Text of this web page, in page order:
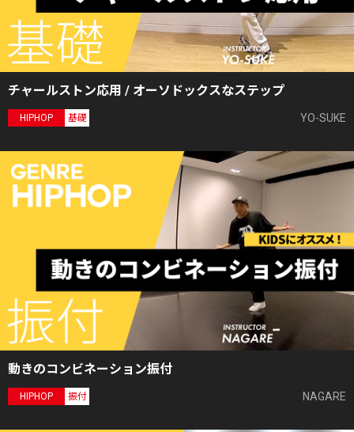
チャールストン応用 / オーソドックスなステップ
HIPHOP 基礎 YO-SUKE
動きのコンビネーション振付
HIPHOP 振付 NAGARE